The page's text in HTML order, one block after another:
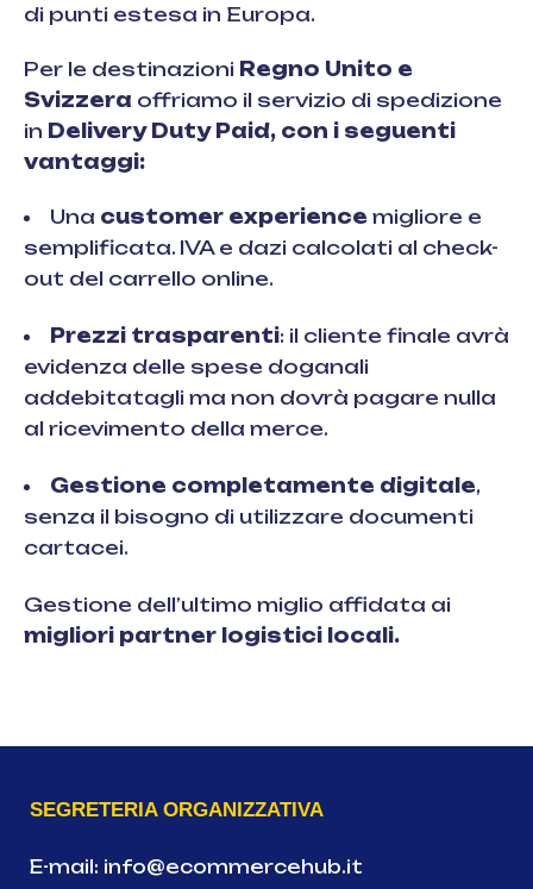
di punti estesa in Europa.
Per le destinazioni Regno Unito e
Svizzera offriamo il servizio di spedizione
in Delivery Duty Paid, con i seguenti
vantaggi:
Una customer experience migliore e
semplificata. IVA e dazi calcolati al check-
out del carrello online.
Prezzi trasparenti: il cliente finale avrà
evidenza delle spese doganali
addebitatagli ma non dovrà pagare nulla
al ricevimento della merce.
Gestione completamente digitale,
senza il bisogno di utilizzare documenti
cartacei.
Gestione dell’ultimo miglio affidata ai
migliori partner logistici locali.
SEGRETERIA ORGANIZZATIVA
E-mail: info@ecommercehub.it